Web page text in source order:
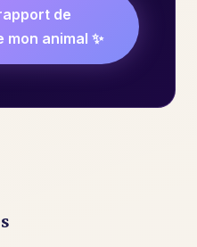
de
animal ✨